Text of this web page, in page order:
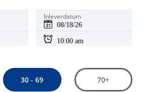
Inleverdatum
30 - 69 70+